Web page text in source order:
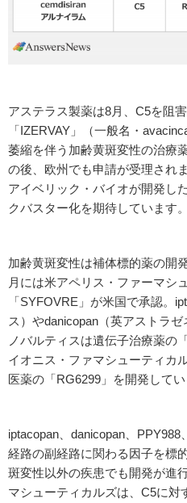
アステラス製薬は8月、C5を阻
「IZERVAY」（一般名・
萎縮を伴う加齢黄斑変性の治療
の後、欧州でも申請が受理され
アイベリック・バイオが開発し
クバスター化を期待しています。
加齢黄斑変性は補体標的薬の開
月には米アペリス・ファーマシ
「SYFOVRE」が米国で承認。
ス）やdanicopan（英アストラ
ノバルティスは遺伝子治療薬の
イオニス・ファマシューティカ
医薬の「RG6299」を開発してい
iptacopan、danicopan、
経路の副経路に関わる因子を標
斑変性以外の疾患でも開発が進
マシューティカルズは、C5に対